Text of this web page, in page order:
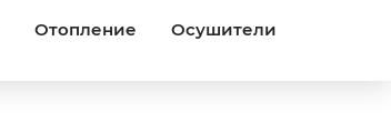
Отопление Осушители